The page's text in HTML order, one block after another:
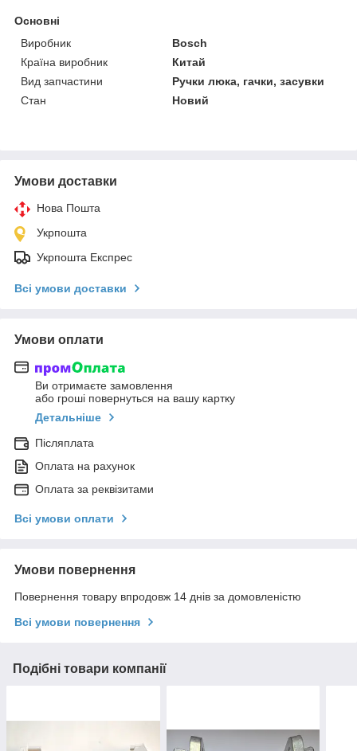
Основні
Виробник
Bosch
Країна виробник
Китай
Вид запчастини
Ручки люка, гачки, засувки
Стан
Новий
Умови доставки
Нова Пошта
Укрпошта
Укрпошта Експрес
Всі умови доставки
Умови оплати
Ви отримаєте замовлення
або гроші повернуться на вашу картку
Детальніше
Післяплата
Оплата на рахунок
Оплата за реквізитами
Всі умови оплати
Умови повернення
Повернення товару впродовж 14 днів за домовленістю
Всі умови повернення
Подібні товари компанії